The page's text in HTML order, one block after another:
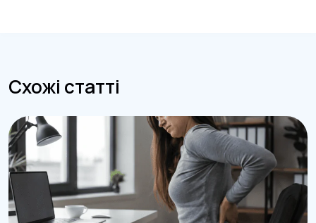
Схожі статті